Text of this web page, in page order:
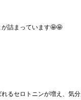
詰まっています🤩🤩
るセロトニンが増え、気